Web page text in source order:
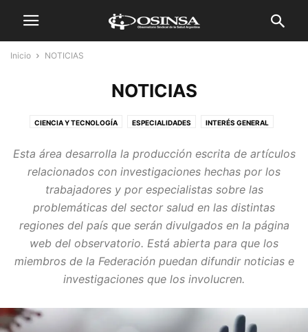
Inicio NOTICIAS
NOTICIAS
CIENCIA Y TECNOLOGÍA ESPECIALIDADES INTERÉS GENERAL
Esta área desarrolla la producción escrita de artículos
relacionados con investigaciones hechas por los
trabajadores y por especialistas sobre las
problemáticas del sector salud en las distintas
regiones del país que serán divulgados en la página
web del observatorio. Está abierta para que los
miembros de la Federación puedan difundir noticias e
investigaciones que los involucren.